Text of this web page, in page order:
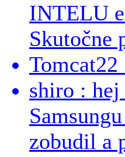
INTELU
Skutočne
shiro : hej
zobudil a